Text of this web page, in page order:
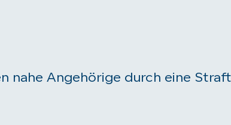
nahe Angehörige durch eine